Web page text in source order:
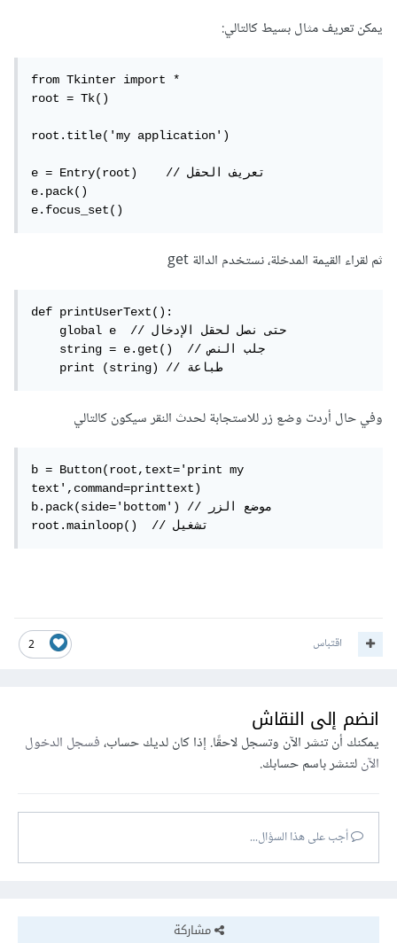
يمكن تعريف مثال بسيط كالتالي:
from Tkinter import *
root = Tk()
root.title('my application')
e = Entry(root)    // تعريف الحقل
e.pack()
e.focus_set()
ثم لقراء القيمة المدخلة، نستخدم الدالة get
def printUserText():
    global e  // حتى نصل لحقل الإدخال
    string = e.get()  // جلب النص
    print (string) // طباعة
وفي حال أردت وضع زر للاستجابة لحدث النقر سيكون كالتالي
b = Button(root,text='print my
text',command=printtext)
b.pack(side='bottom') // موضع الزر
root.mainloop()  // تشغيل
2 اقتباس
انضم إلى النقاش
يمكنك أن تنشر الآن وتسجل لاحقًا. إذا كان لديك حساب،فسجل الدخول
الآنلتنشر باسم حسابك.
أجب على هذا السؤال...
مشاركة